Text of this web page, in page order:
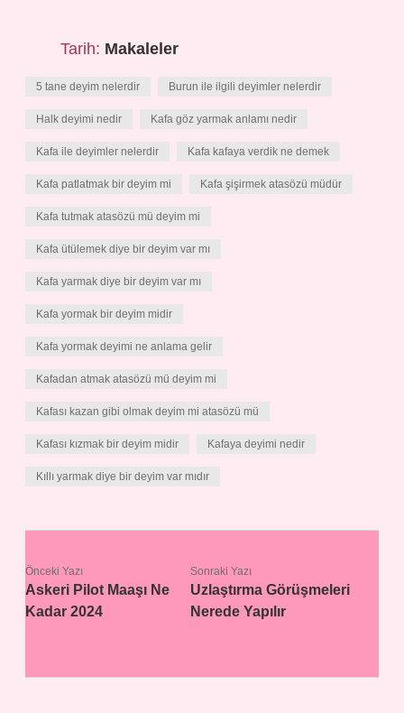
Tarih: Makaleler
5 tane deyim nelerdir Burun ile ilgili deyimler nelerdir
Halk deyimi nedir Kafa göz yarmak anlamı nedir
Kafa ile deyimler nelerdir Kafa kafaya verdik ne demek
Kafa patlatmak bir deyim mi Kafa şişirmek atasözü müdür
Kafa tutmak atasözü mü deyim mi
Kafa ütülemek diye bir deyim var mı
Kafa yarmak diye bir deyim var mı
Kafa yormak bir deyim midir
Kafa yormak deyimi ne anlama gelir
Kafadan atmak atasözü mü deyim mi
Kafası kazan gibi olmak deyim mi atasözü mü
Kafası kızmak bir deyim midir Kafaya deyimi nedir
Kıllı yarmak diye bir deyim var mıdır
Önceki Yazı
Askeri Pilot Maaşı Ne
Kadar 2024
Sonraki Yazı
Uzlaştırma Görüşmeleri
Nerede Yapılır